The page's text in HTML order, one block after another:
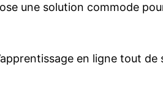
une solution commode
en ligne tout